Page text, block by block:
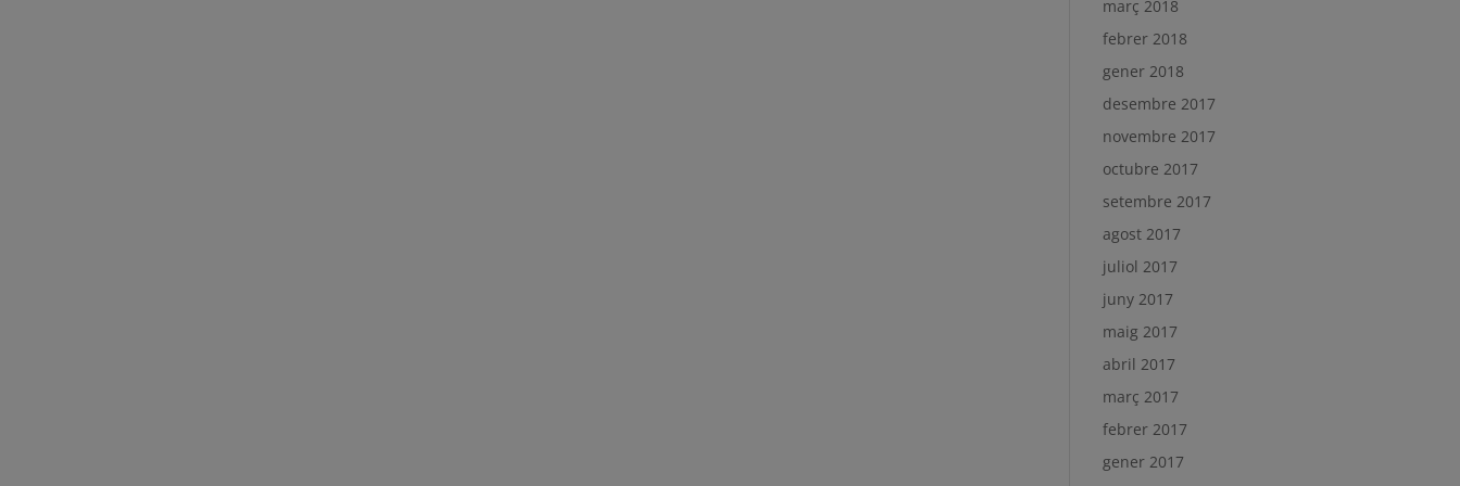
març 2018
febrer 2018
gener 2018
desembre 2017
novembre 2017
octubre 2017
setembre 2017
agost 2017
juliol 2017
juny 2017
maig 2017
abril 2017
març 2017
febrer 2017
gener 2017